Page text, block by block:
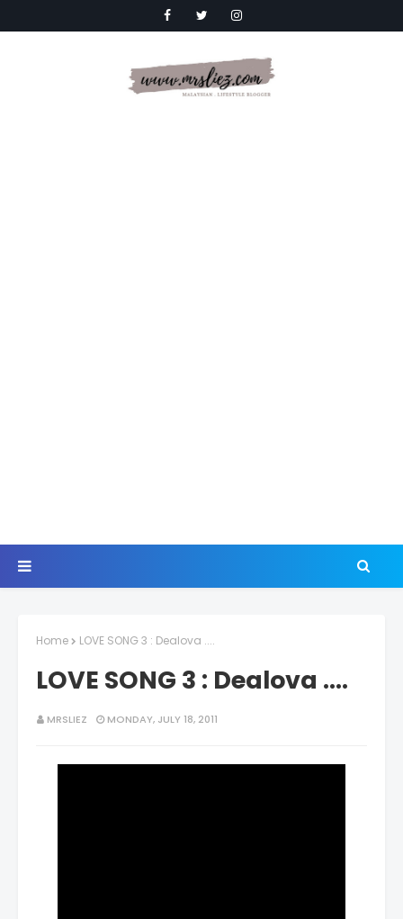
Home LOVE SONG 3 : Dealova ....
LOVE SONG 3 : Dealova ....
MRSLIEZ MONDAY, JULY 18, 2011